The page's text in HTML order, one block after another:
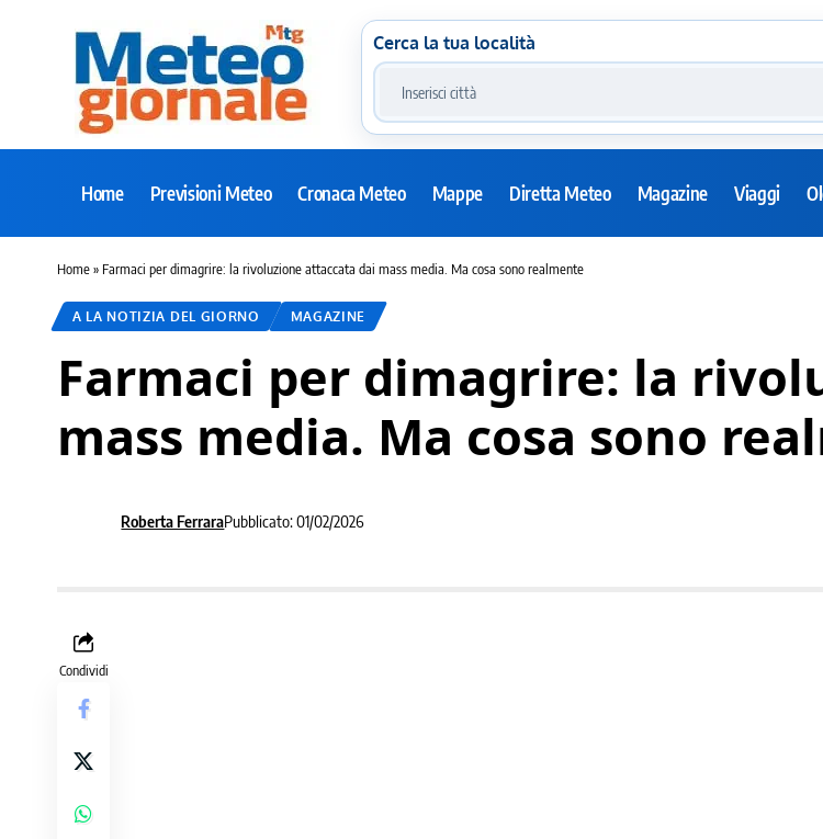
Cerca la tua località
Home Previsioni Meteo Cronaca Meteo Mappe Diretta Meteo Magazine Viaggi
Home» Farmaci per dimagrire: la rivoluzione attaccata dai mass media. Ma cosa sono realmente
A LA NOTIZIA DEL GIORNO MAGAZINE
Farmaci per dimagrire: la
mass media. Ma cosa sono
Roberta FerraraPubblicato: 01/02/2026
Condividi